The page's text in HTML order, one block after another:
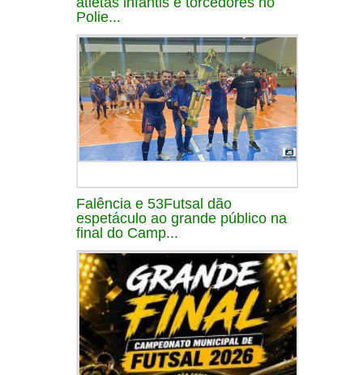
Polie...
Falência e 53Futsal dão
espetáculo ao grande público na
final do Camp...